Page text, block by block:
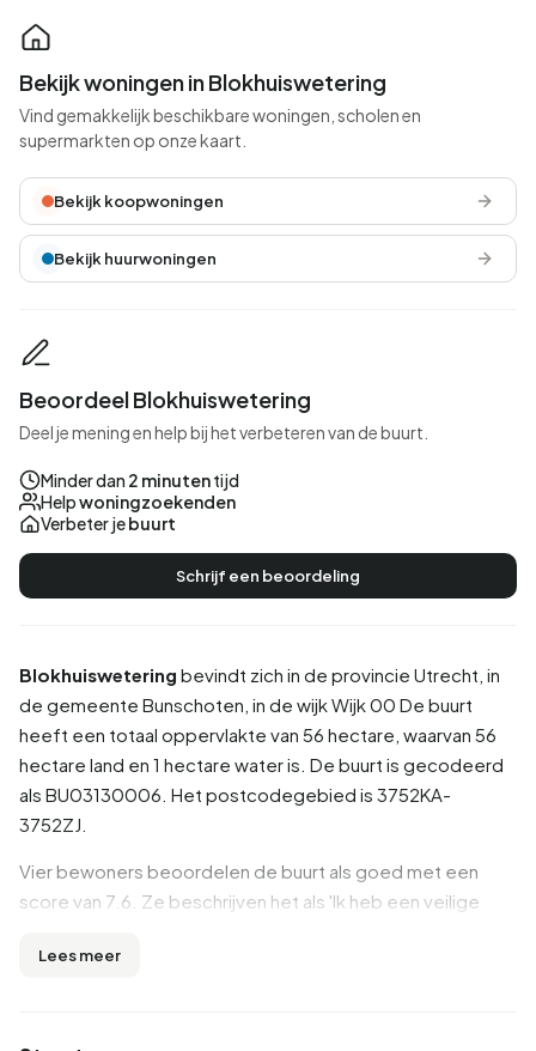
Blokhuiswetering bevindt zich in de provincie Utrecht , in
de gemeente Bunschoten , in de wijkWijk 00 De buurt
heeft een totaal oppervlakte van 56 hectare, waarvan 56
hectare land en 1 hectare water is. De buurt is gecodeerd
als BU03130006. Het postcodegebied is 3752KA-
3752ZJ.
Vier bewoners beoordelen de buurt als goed met een
score van 7.6. Ze beschrijven het als 'Ik heb een veilige
en 'Asociaal'. Details als veiligheid, bereikbaarheid,
Lees meer
Bekijk woningen in Blokhuiswetering
Vind gemakkelijk beschikbare woningen, scholen en
supermarkten op onze kaart.
Bekijk koopwoningen
Bekijk huurwoningen
Beoordeel Blokhuiswetering
Deel je mening en help bij het verbeteren van de buurt.
Minder dan 2 minutentijd
Helpwoningzoekenden
Verbeter jebuurt
Schrijf een beoordeling